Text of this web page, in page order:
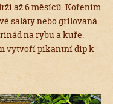
až 6 měsíců. Kořením
saláty nebo grilovaná
na rybu a kuře.
vytvoří pikantní dip k